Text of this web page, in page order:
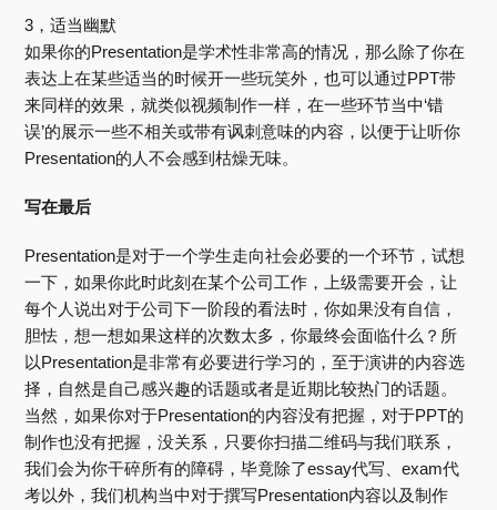
3，适当幽默
如果你的Presentation是学术性非常高的情况，那么除了你在
表达上在某些适当的时候开一些玩笑外，也可以通过PPT带
来同样的效果，就类似视频制作一样，在一些环节当中‘错
误’的展示一些不相关或带有讽刺意味的内容，以便于让听你
Presentation的人不会感到枯燥无味。
写在最后
Presentation是对于一个学生走向社会必要的一个环节，试想
一下，如果你此时此刻在某个公司工作，上级需要开会，让
每个人说出对于公司下一阶段的看法时，你如果没有自信，
胆怯，想一想如果这样的次数太多，你最终会面临什么？所
以Presentation是非常有必要进行学习的，至于演讲的内容选
择，自然是自己感兴趣的话题或者是近期比较热门的话题。
当然，如果你对于Presentation的内容没有把握，对于PPT的
制作也没有把握，没关系，只要你扫描二维码与我们联系，
我们会为你干碎所有的障碍，毕竟除了essay代写、exam代
考以外，我们机构当中对于撰写Presentation内容以及制作